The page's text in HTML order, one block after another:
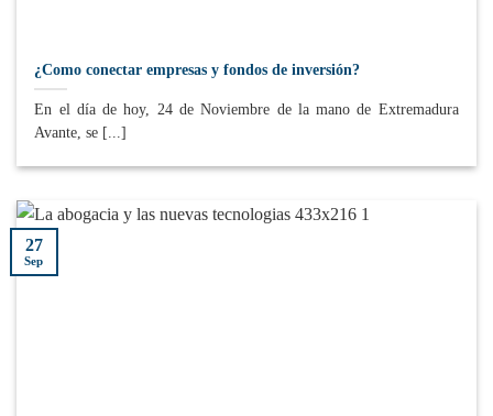
¿Como conectar empresas y fondos de inversión?
En el día de hoy, 24 de Noviembre de la mano de Extremadura
Avante, se [...]
27
Sep